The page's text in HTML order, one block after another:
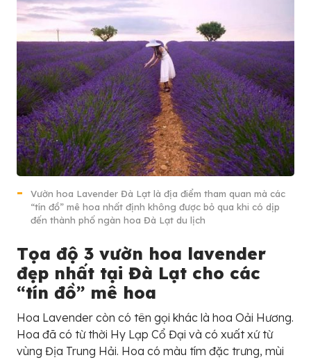
Vườn hoa Lavender Đà Lạt là địa điểm tham quan mà các
“tín đồ” mê hoa nhất định không được bỏ qua khi có dịp
đến thành phố ngàn hoa Đà Lạt du lịch
Tọa độ 3 vườn hoa lavender
đẹp nhất tại Đà Lạt cho các
“tín đồ” mê hoa
Hoa Lavender còn có tên gọi khác là hoa Oải Hương.
Hoa đã có từ thời Hy Lạp Cổ Đại và có xuất xứ từ
vùng Địa Trung Hải. Hoa có màu tím đặc trưng, mùi